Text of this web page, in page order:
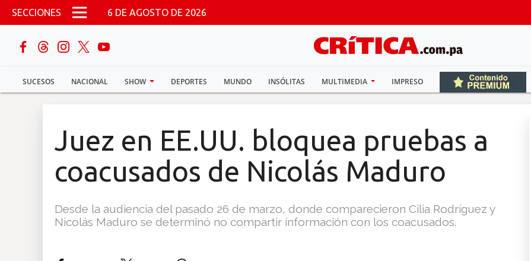
Pasar al contenido principal
SECCIONES 6 DE AGOSTO DE 2026
SUCESOS NACIONAL SHOW DEPORTES MUNDO INSÓLITAS MULTIMEDIA IMPRESO
buscar
Sucesos
Juez en EE.UU. bloquea pruebas a
coacusados de Nicolás Maduro
Desde la audiencia del pasado 26 de marzo, donde comparecieron Cilia Rodríguez y
Nicolás Maduro se determinó no compartir información con los coacusados.